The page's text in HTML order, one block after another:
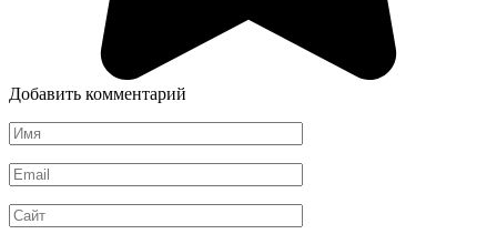
Добавить комментарий
Имя
Email
Сайт